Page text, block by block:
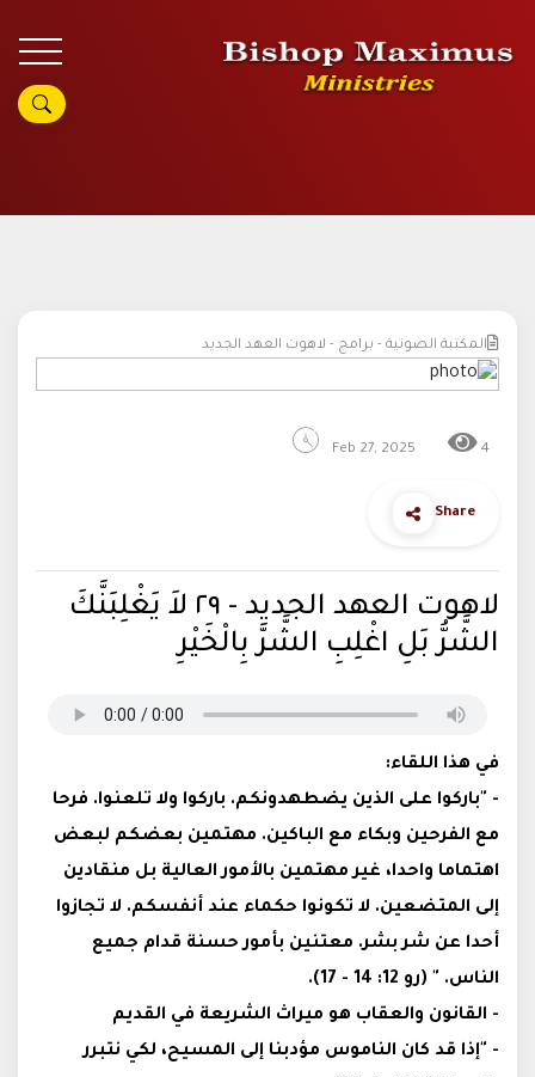
المكتبة الصوتية - برامج - لاهوت العهد الجديد
Feb 27, 2025 4
Share
لاهوت العهد الجديد - ٢٩ لاَ يَغْلِبَنَّكَ
الشَّرُّ بَلِ اغْلِبِ الشَّرَّ بِالْخَيْرِ
في هذا اللقاء:
- "باركوا على الذين يضطهدونكم. باركوا ولا تلعنوا. فرحا
مع الفرحين وبكاء مع الباكين. مهتمين بعضكم لبعض
اهتماما واحدا، غير مهتمين بالأمور العالية بل منقادين
إلى المتضعين. لا تكونوا حكماء عند أنفسكم. لا تجازوا
أحدا عن شر بشر. معتنين بأمور حسنة قدام جميع
الناس. " (رو 12: 14 - 17).
- القانون والعقاب هو ميراث الشريعة في القديم
- "إذا قد كان الناموس مؤدبنا إلى المسيح، لكي نتبرر